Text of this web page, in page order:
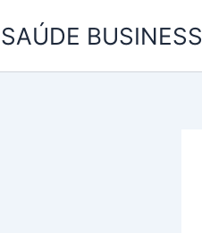
SAÚDE BUSINESS